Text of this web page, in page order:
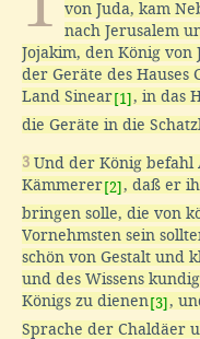
von Juda, kam
nach Jerusalem
Jojakim, den König von
der Geräte des Hauses
Land Sinear[1], in das
die Geräte in die
3 Und der König befahl
Kämmerer[2], daß er
bringen solle, die von
Vornehmsten sein
schön von Gestalt und
und des Wissens
Königs zu dienen [3],
Sprache der Chaldäer